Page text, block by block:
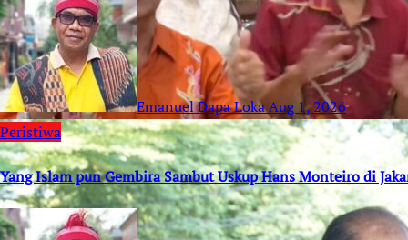
Emanuel Dapa LokaAug 1, 2026
Peristiwa
Yang Islam pun Gembira Sambut Uskup Hans Monteiro di